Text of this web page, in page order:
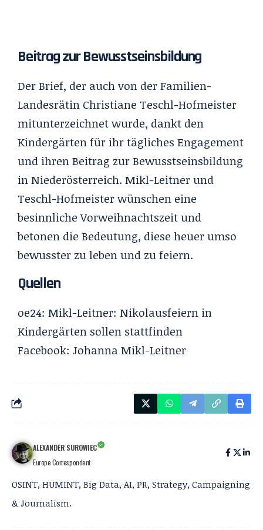
Beitrag zur Bewusstseinsbildung
Der Brief, der auch von der Familien-
Landesrätin Christiane Teschl-Hofmeister
mitunterzeichnet wurde, dankt den
Kindergärten für ihr tägliches Engagement
und ihren Beitrag zur Bewusstseinsbildung
in Niederösterreich. Mikl-Leitner und
Teschl-Hofmeister wünschen eine
besinnlicheVorweihnachtszeitund
betonen die Bedeutung, diese heuer umso
bewusster zu leben und zu feiern.
Quellen
oe24: Mikl-Leitner: Nikolausfeiern in
Kindergärten sollen stattfinden
Facebook: Johanna Mikl-Leitner
ALEXANDER SUROWIEC
Europe Correspondent
OSINT, HUMINT, Big Data, AI, PR, Strategy, Campaigning
& Journalism.